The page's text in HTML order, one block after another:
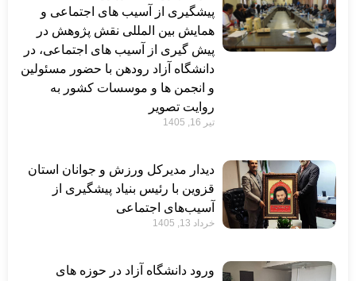
پیشگیری از آسیب های اجتماعی و
همایش بین المللی نقش پژوهش در
پیش گیری از آسیب های اجتماعی، در
دانشگاه آزاد رودهن با حضور مسئولین
و انجمن ها و موسسات کشور به
روایت تصویر
تیر 16, 1405
دیدار مدیرکل ورزش و جوانان استان
قزوین با رئیس بنیاد پیشگیری از
آسیب‌های اجتماعی
خرداد 13, 1405
ورود دانشگاه آزاد در حوزه های